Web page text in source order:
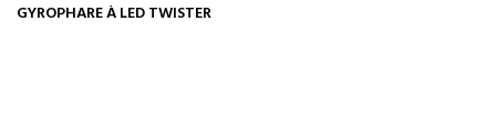
GYROPHARE À LED TWISTER